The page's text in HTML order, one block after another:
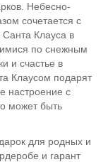
Небесно-
сочетается с
Клауса в
по снежным
и счастье в
Клаусом подарят
настроение с
может быть
для родных и
и гарант